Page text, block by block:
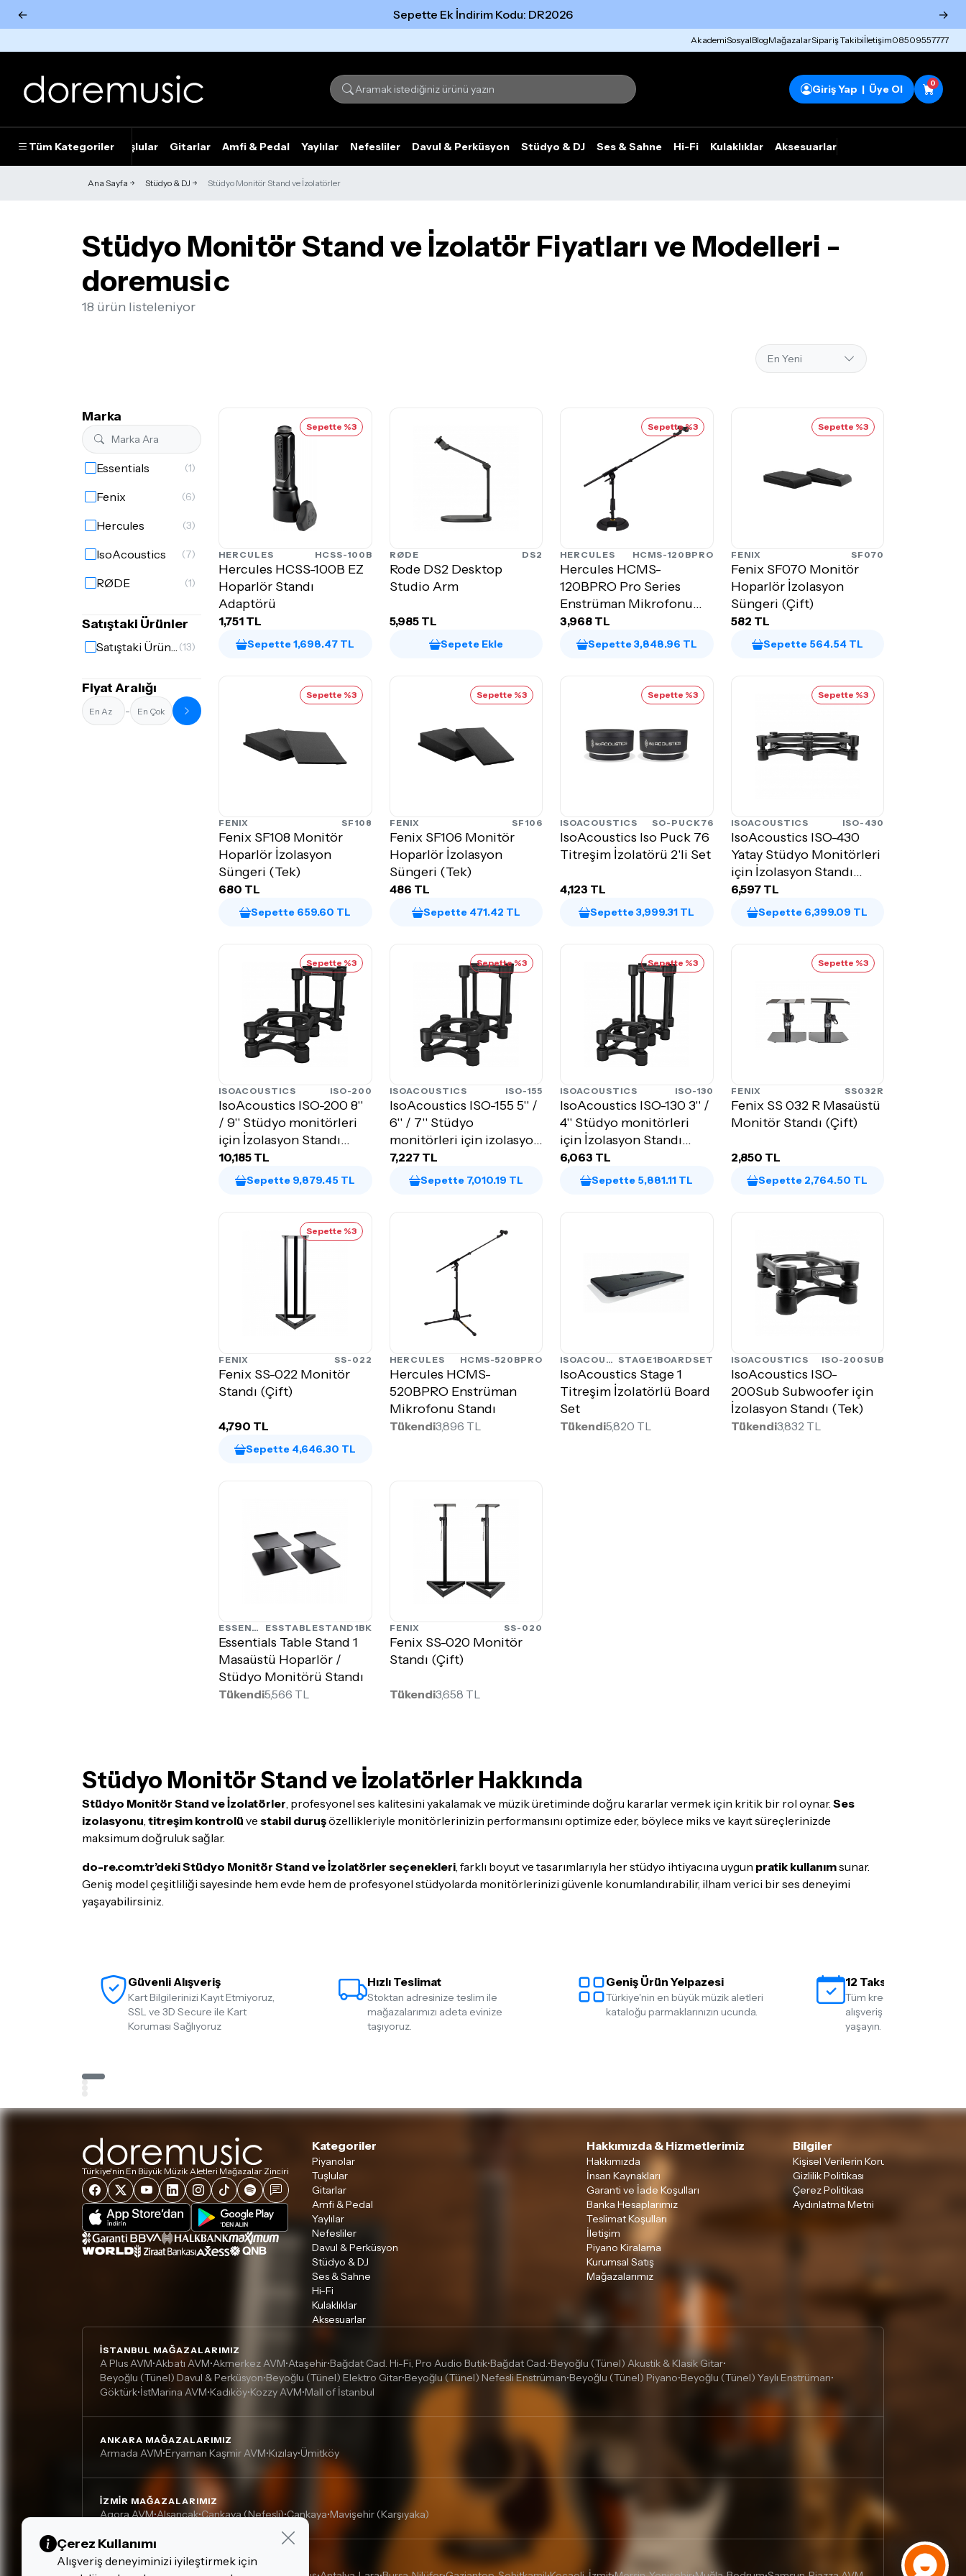
← Sepette Ek İndirim Kodu: DR2026 →
AkademiSosyalBlogMağazalarSipariş Takibiİletişim08509557777
Giriş Yap | Üye Ol 0
Tüm Kategoriler
Piyanolar Tuşlular Gitarlar Amfi & Pedal Yaylılar Nefesliler Davul & Perküsyon Stüdyo & DJ Ses & Sahne Hi-Fi Kulaklıklar Aksesuarlar
Ana Sayfa Stüdyo & DJ Stüdyo Monitör Stand ve İzolatörler
Stüdyo Monitör Stand ve İzolatör Fiyatları ve Modelleri -
doremusic
18 ürün listeleniyor
Marka
Essentials (1)
Fenix (6)
Hercules (3)
IsoAcoustics (7)
RØDE (1)
Satıştaki Ürünler
Satıştaki Ürünler (13)
Fiyat Aralığı
-
Sepette %3
HERCULES HCSS-100B
Hercules HCSS-100B EZ
Hoparlör Standı
Adaptörü
1,751 TL
Sepette 1,698.47 TL
RØDE DS2
Rode DS2 Desktop
Studio Arm
5,985 TL
Sepete Ekle
Sepette %3
HERCULES HCMS-120BPRO
Hercules HCMS-
120BPRO Pro Series
Enstrüman Mikrofonu
Standı
3,968 TL
Sepette 3,848.96 TL
Sepette %3
FENIX SF070
Fenix SF070 Monitör
Hoparlör İzolasyon
Süngeri (Çift)
582 TL
Sepette 564.54 TL
Sepette %3
FENIX SF108
Fenix SF108 Monitör
Hoparlör İzolasyon
Süngeri (Tek)
680 TL
Sepette 659.60 TL
Sepette %3
FENIX SF106
Fenix SF106 Monitör
Hoparlör İzolasyon
Süngeri (Tek)
486 TL
Sepette 471.42 TL
Sepette %3
ISOACOUSTICS SO-PUCK76
IsoAcoustics Iso Puck 76
Titreşim İzolatörü 2'li Set
4,123 TL
Sepette 3,999.31 TL
Sepette %3
ISOACOUSTICS ISO-430
IsoAcoustics ISO-430
Yatay Stüdyo Monitörleri
için İzolasyon Standı
(Tek)
6,597 TL
Sepette 6,399.09 TL
Sepette %3
ISOACOUSTICS ISO-200
IsoAcoustics ISO-200 8''
/ 9'' Stüdyo monitörleri
için İzolasyon Standı
(Çift)
10,185 TL
Sepette 9,879.45 TL
Sepette %3
ISOACOUSTICS ISO-155
IsoAcoustics ISO-155 5'' /
6'' / 7'' Stüdyo
monitörleri için izolasyon
Standı...
7,227 TL
Sepette 7,010.19 TL
Sepette %3
ISOACOUSTICS ISO-130
IsoAcoustics ISO-130 3'' /
4'' Stüdyo monitörleri
için İzolasyon Standı
(Çift)
6,063 TL
Sepette 5,881.11 TL
Sepette %3
FENIX SS032R
Fenix SS 032 R Masaüstü
Monitör Standı (Çift)
2,850 TL
Sepette 2,764.50 TL
Sepette %3
FENIX SS-022
Fenix SS-022 Monitör
Standı (Çift)
4,790 TL
Sepette 4,646.30 TL
HERCULES HCMS-520BPRO
Hercules HCMS-
520BPRO Enstrüman
Mikrofonu Standı
Tükendi3,896 TL
ISOACOUSTICS STAGE1BOARDSET
IsoAcoustics Stage 1
Titreşim İzolatörlü Board
Set
Tükendi5,820 TL
ISOACOUSTICS ISO-200SUB
IsoAcoustics ISO-
200Sub Subwoofer için
İzolasyon Standı (Tek)
Tükendi3,832 TL
ESSENTIALS ESSTABLESTAND1BK
Essentials Table Stand 1
Masaüstü Hoparlör /
Stüdyo Monitörü Standı
Tükendi5,566 TL
FENIX SS-020
Fenix SS-020 Monitör
Standı (Çift)
Tükendi3,658 TL
Stüdyo Monitör Stand ve İzolatörler Hakkında
Stüdyo Monitör Stand ve İzolatörler , profesyonel ses kalitesini yakalamak ve müzik üretiminde doğru kararlar vermek için kritik bir rol oynar. Ses
izolasyonu titreşim kontrolü ve stabil duruşözellikleriyle monitörlerinizin performansını optimize eder, böylece miks ve kayıt süreçlerinizde
maksimum doğruluk sağlar.
do-re.com.tr’deki Stüdyo Monitör Stand ve İzolatörler seçenekleri , farklı boyut ve tasarımlarıyla her stüdyo ihtiyacına uygun pratik kullanımsunar.
Geniş model çeşitliliği sayesinde hem evde hem de profesyonel stüdyolarda monitörlerinizi güvenle konumlandırabilir, ilham verici bir ses deneyimi
yaşayabilirsiniz.
Güvenli Alışveriş
Kart Bilgilerinizi Kayıt Etmiyoruz,
SSL ve 3D Secure ile Kart
Koruması Sağlıyoruz
Hızlı Teslimat
Stoktan adresinize teslim ile
mağazalarımızı adeta evinize
taşıyoruz.
Geniş Ürün Yelpazesi
Türkiye'nin en büyük müzik aletleri
kataloğu parmaklarınızın ucunda.
12 Taksit İmkanı
Tüm kredi kartlarına 12
alışveriş yapmanın
yaşayın.
Türkiye'nin En Büyük Müzik Aletleri Mağazalar Zinciri
Kategoriler
Piyanolar
Tuşlular
Gitarlar
Amfi & Pedal
Yaylılar
Nefesliler
Davul & Perküsyon
Stüdyo & DJ
Ses & Sahne
Hi-Fi
Kulaklıklar
Aksesuarlar
Hakkımızda & Hizmetlerimiz
Hakkımızda
İnsan Kaynakları
Garanti ve İade Koşulları
Banka Hesaplarımız
Teslimat Koşulları
İletişim
Piyano Kiralama
Kurumsal Satış
Mağazalarımız
Bilgiler
Kişisel Verilerin Korunması
Gizlilik Politikası
Çerez Politikası
Aydınlatma Metni
İSTANBUL MAĞAZALARIMIZ
A Plus AVM•Akbatı AVM•Akmerkez AVM•Ataşehir•Bağdat Cad. Hi-Fi, Pro Audio Butik•Bağdat Cad.•Beyoğlu (Tünel) Akustik & Klasik Gitar•
Beyoğlu (Tünel) Davul & Perküsyon•Beyoğlu (Tünel) Elektro Gitar•Beyoğlu (Tünel) Nefesli Enstrüman•Beyoğlu (Tünel) Piyano•Beyoğlu (Tünel) Yaylı Enstrüman•
Göktürk•İstMarina AVM•Kadıköy•Kozzy AVM•Mall of İstanbul
ANKARA MAĞAZALARIMIZ
Armada AVM•Eryaman Kaşmir AVM•Kızılay•Ümitköy
İZMIR MAĞAZALARIMIZ
Agora AVM•Alsancak•Çankaya (Nefesli)•Çankaya•Mavişehir (Karşıyaka)
DIĞER MAĞAZALARIMIZ
Tümünü Gör Tümünü gör
Çerez Kullanımı
Alışveriş deneyiminizi iyileştirmek için